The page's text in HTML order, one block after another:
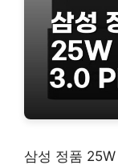
삼성 정품